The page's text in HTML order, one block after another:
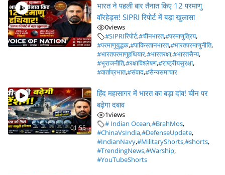
भारत ने पहली बार तैनात किए 12 परमाणु
वॉरहेड्स! SIPRI रिपोर्ट में बड़ा खुलासा
0views
#SIPRIरिपोर्ट,#चीनभारत,#परमाणुत्रिय,
#परमाणुयुद्धक,#पाकिस्तानभारत,#भारतपरमाणुनीति,
#भारतपरमाणुहथियार,#भारतरक्षा,#भारतसैन्य,
#भूराजनीति,#रक्षाविश्लेषण,#राष्ट्रीयसुरक्षा,
#वार्ताप्रभात,#संवाद,#सैन्यसमाचार
01:55
हिंद महासागर में भारत का बड़ा दांव! चीन पर
बढ़ेगा दबाव
1views
# Indian Ocean,#BrahMos,
#ChinaVsIndia,#DefenseUpdate,
#IndianNavy,#MilitaryShorts,#shorts,
#TrendingNews,#Warship,
#YouTubeShorts